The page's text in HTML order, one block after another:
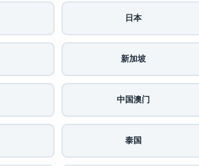
日本
新加坡
中国澳门
泰国